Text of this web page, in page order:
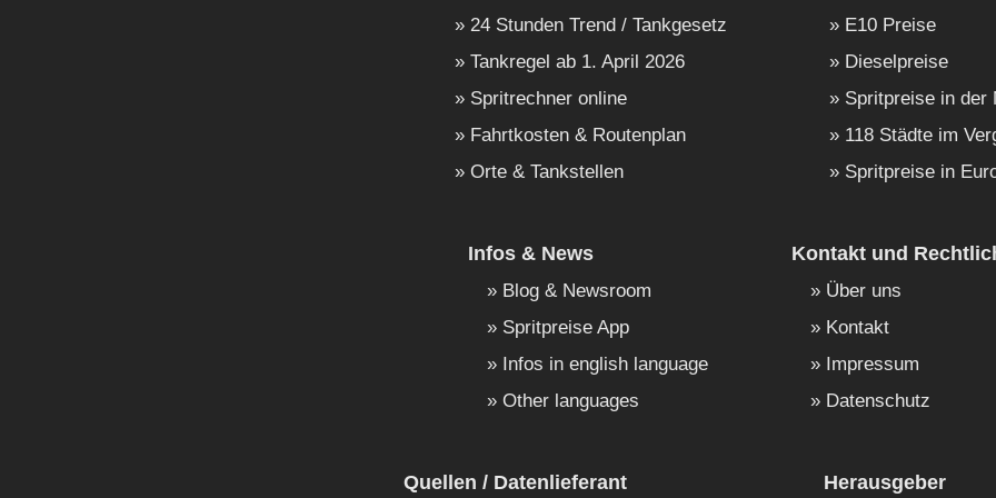
24 Stunden Trend / Tankgesetz
Tankregel ab 1. April 2026
Spritrechner online
Fahrtkosten & Routenplan
Orte & Tankstellen
E10 Preise
Dieselpreise
Spritpreise in der
118 Städte im
Spritpreise in
Infos & News
Blog & Newsroom
Spritpreise App
Infos in english language
Other languages
Kontakt und
Über uns
Kontakt
Impressum
Datenschutz
Quellen / Datenlieferant Herausgeber